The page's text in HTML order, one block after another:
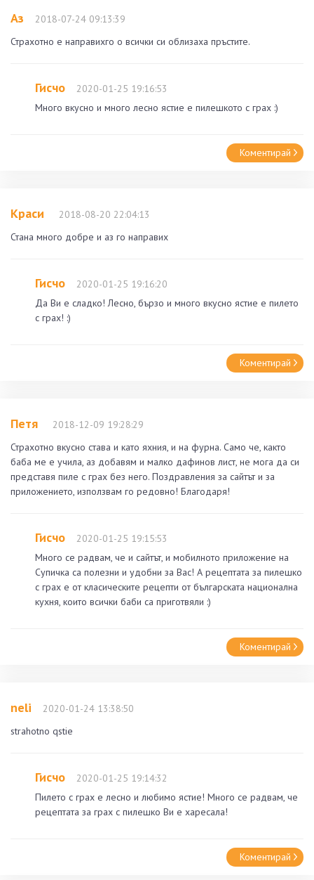
Аз
2018-07-24 09:13:39
Страхотно е направихго о всички си облизаха пръстите.
Гисчо
2020-01-25 19:16:53
Много вкусно и много лесно ястие е пилешкото с грах :)
Коментирай
Краси
2018-08-20 22:04:13
Стана много добре и аз го направих
Гисчо
2020-01-25 19:16:20
Да Ви е сладко! Лесно, бързо и много вкусно ястие е пилето
с грах! :)
Коментирай
Петя
2018-12-09 19:28:29
Страхотно вкусно става и като яхния, и на фурна. Само че, както
баба ме е учила, аз добавям и малко дафинов лист, не мога да си
представя пиле с грах без него. Поздравления за сайтът и за
приложението, използвам го редовно! Благодаря!
Гисчо
2020-01-25 19:15:53
Много се радвам, че и сайтът, и мобилното приложение на
Супичка са полезни и удобни за Вас! А рецептата за пилешко
с грах е от класическите рецепти от българската национална
кухня, които всички баби са приготвяли :)
Коментирай
neli
2020-01-24 13:38:50
strahotno qstie
Гисчо
2020-01-25 19:14:32
Пилето с грах е лесно и любимо ястие! Много се радвам, че
рецептата за грах с пилешко Ви е харесала!
Коментирай